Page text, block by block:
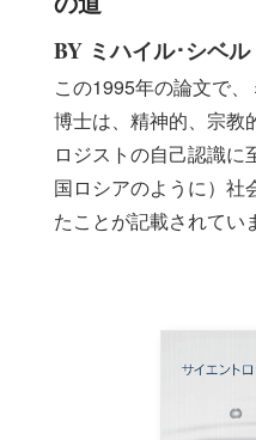
BY ミハイル･シベ
この1995年の論文で
博士は、精神的、宗教
ロジストの自己認識
国ロシアのように）社
たことが記載されてい